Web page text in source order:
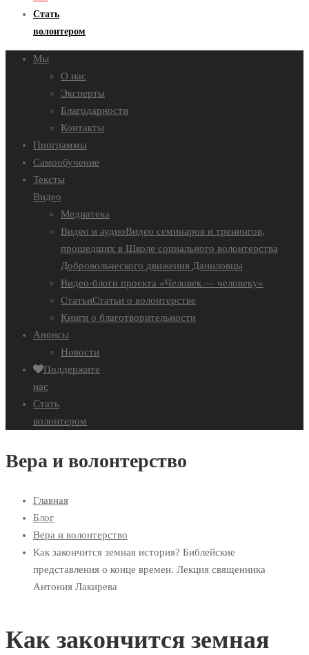
Стать
волонтером
Мы
О нас
Эксперты
Благодарности
Контакты
Программы
Самообучение
Тексты
Видео
Медиатека
Видео и аудиоВидео семинаров и тренингов,
прошедших в Школе социального волонтерства
Добровольческого движения Даниловцы
Видео-блоги проекта «Человек — человеку»
СтатьиСтатьи о волонтерстве
Книги о благотворительности
Анонсы
Новости
Поддержите
нас
Стать
волонтером
Вера и волонтерство
Главная
Блог
Вера и волонтерство
Как закончится земная история? Библейские
представления о конце времен. Лекция священника
Антония Лакирева
Как закончится земная